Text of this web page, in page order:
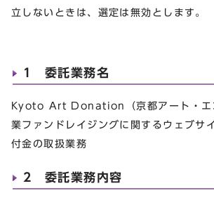
立しないときは、選定は無効とします。
1 委託業務名
Kyoto Art Donation（京都アート・エ
業ファンドレイジングに関するウェブサ
付金の取扱業務
2 委託業務内容